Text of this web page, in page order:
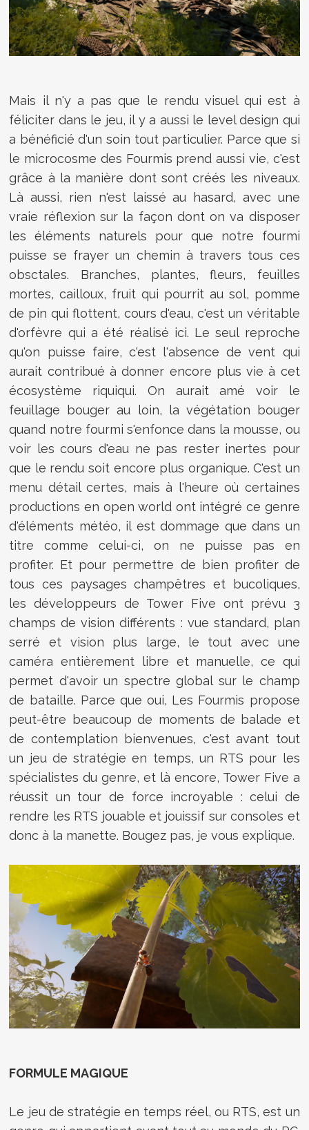
Mais il n'y a pas que le rendu visuel qui est à
féliciter dans le jeu, il y a aussi le level design qui
a bénéficié d'un soin tout particulier. Parce que si
le microcosme des Fourmis prend aussi vie, c'est
grâce à la manière dont sont créés les niveaux.
Là aussi, rien n'est laissé au hasard, avec une
vraie réflexion sur la façon dont on va disposer
les éléments naturels pour que notre fourmi
puisse se frayer un chemin à travers tous ces
obsctales. Branches, plantes, fleurs, feuilles
mortes, cailloux, fruit qui pourrit au sol, pomme
de pin qui flottent, cours d'eau, c'est un véritable
d'orfèvre qui a été réalisé ici. Le seul reproche
qu'on puisse faire, c'est l'absence de vent qui
aurait contribué à donner encore plus vie à cet
écosystème riquiqui. On aurait amé voir le
feuillage bouger au loin, la végétation bouger
quand notre fourmi s'enfonce dans la mousse, ou
voir les cours d'eau ne pas rester inertes pour
que le rendu soit encore plus organique. C'est un
menu détail certes, mais à l'heure où certaines
productions en open world ont intégré ce genre
d'éléments météo, il est dommage que dans un
titre comme celui-ci, on ne puisse pas en
profiter. Et pour permettre de bien profiter de
tous ces paysages champêtres et bucoliques,
les développeurs de Tower Five ont prévu 3
champs de vision différents : vue standard, plan
serré et vision plus large, le tout avec une
caméra entièrement libre et manuelle, ce qui
permet d'avoir un spectre global sur le champ
de bataille. Parce que oui, Les Fourmis propose
peut-être beaucoup de moments de balade et
de contemplation bienvenues, c'est avant tout
un jeu de stratégie en temps, un RTS pour les
spécialistes du genre, et là encore, Tower Five a
réussit un tour de force incroyable : celui de
rendre les RTS jouable et jouissif sur consoles et
donc à la manette. Bougez pas, je vous explique.
FORMULE MAGIQUE
Le jeu de stratégie en temps réel, ou RTS, est un